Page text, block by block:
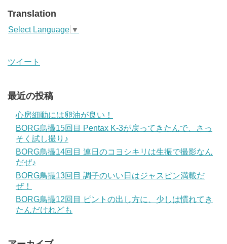
Translation
Select Language ▼
ツイート
最近の投稿
心房細動には卵油が良い！
BORG鳥撮15回目 Pentax K-3が戻ってきたんで、さっ
そく試し撮り♪
BORG鳥撮14回目 連日のコヨシキリは生振で撮影なん
だぜ♪
BORG鳥撮13回目 調子のいい日はジャスピン満載だ
ぜ！
BORG鳥撮12回目 ピントの出し方に、少しは慣れてき
たんだけれども